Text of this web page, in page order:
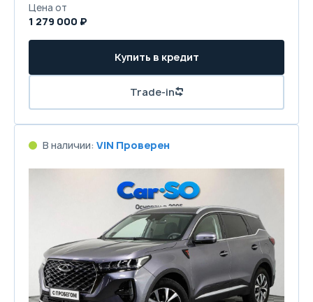
Цена от
1 279 000 ₽
Купить в кредит
Trade-in
В наличии: VIN Проверен